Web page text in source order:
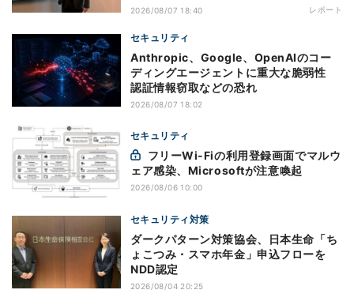
2026/08/07 18:40 レポート
セキュリティ
Anthropic、Google、OpenAIのコー
ディングエージェントに重大な脆弱性
認証情報窃取などの恐れ
2026/08/07 18:02
セキュリティ
ェア感染、Microsoftが注意喚起
2026/08/06 10:00
セキュリティ対策
ダークパターン対策協会、日本生命「ち
ょこつみ・スマホ年金」申込フローを
NDD認定
2026/08/04 20:25